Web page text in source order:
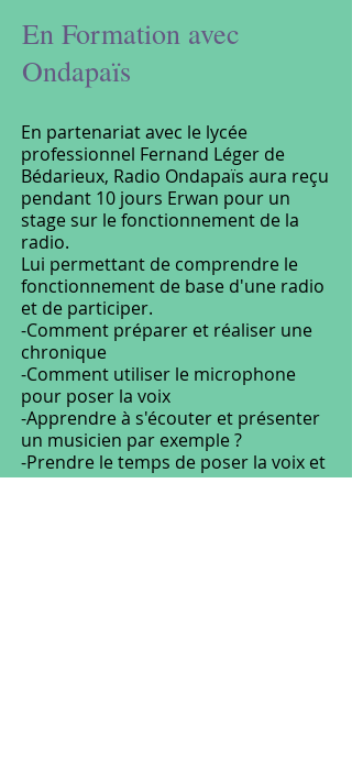
En Formation avec
Ondapaïs
En partenariat avec le lycée
professionnel Fernand Léger de
Bédarieux, Radio Ondapaïs aura reçu
pendant 10 jours Erwan pour un
stage sur le fonctionnement de la
radio.
Lui permettant de comprendre le
fonctionnement de base d'une radio
et de participer.
-Comment préparer et réaliser une
chronique
-Comment utiliser le microphone
pour poser la voix
-Apprendre à s'écouter et présenter
un musicien par exemple ?
-Prendre le temps de poser la voix et
de s'enregistrer .